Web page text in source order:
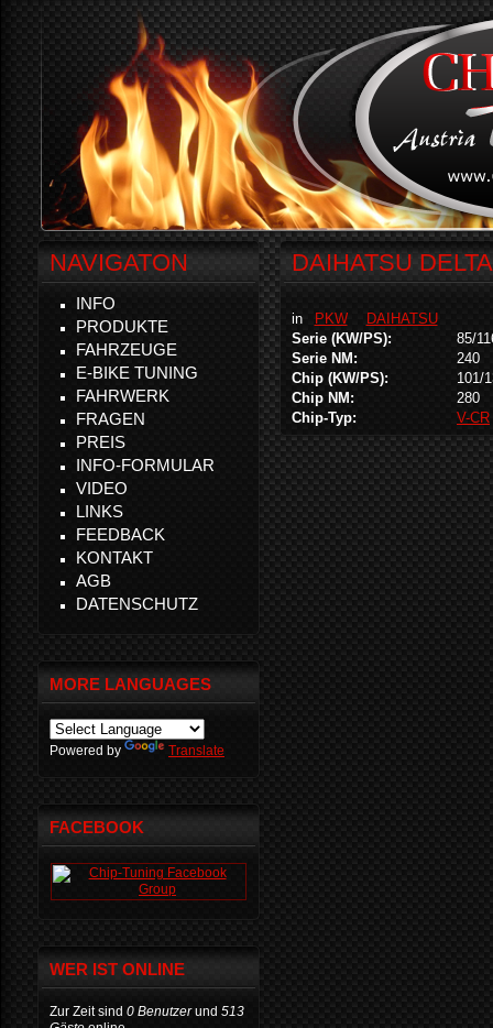
DAIHATSU
in PKW
DAIHATSU
Serie (KW/PS):
85/
Serie NM:
240
Chip (KW/PS):
101/
Chip NM:
280
Chip-Typ:
V-CR
NAVIGATON
INFO
PRODUKTE
FAHRZEUGE
E-BIKE TUNING
FAHRWERK
FRAGEN
PREIS
INFO-FORMULAR
VIDEO
LINKS
FEEDBACK
KONTAKT
AGB
DATENSCHUTZ
MORE LANGUAGES
Powered by Translate
FACEBOOK
WER IST ONLINE
Zur Zeit sind 0 Benutzerund 513